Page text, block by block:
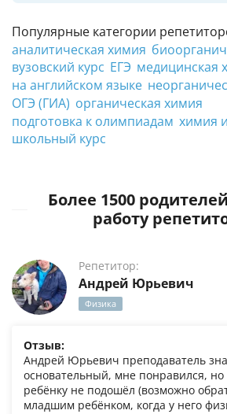
Популярные категории
аналитическая химия
вузовский курс ЕГЭ медицинская
на английском языке
ОГЭ (ГИА) органическая химия
подготовка к олимпиадам химия
школьный курс
Более 1500
работу
Репетитор:
Андрей Юрьевич
Физика
Отзыв:
Андрей Юрьевич преподаватель
основательный, мне понравился,
ребёнку не подошёл (возможно
младшим ребёнком, когда у него